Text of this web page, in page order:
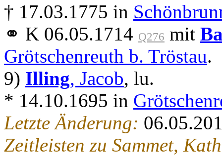
† 17.03.1775 in
⚭ K 06.05.1714 Q276 mit
Grötschenreuth b. Tröstau.
9) Illing, Jacob, lu.
* 14.10.1695 in
Letzte Änderung:
Zeitleisten zu Sammet,